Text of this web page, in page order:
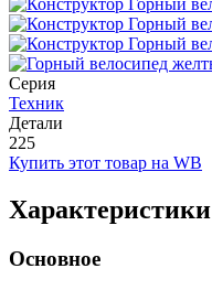
Серия
Техник
Детали
225
Купить этот товар на WB
Характеристики
Основное